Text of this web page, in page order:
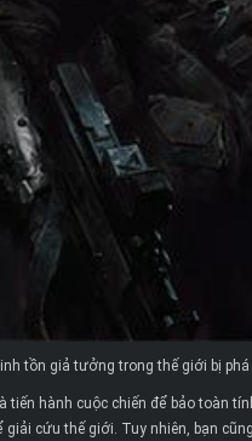
tồn giả tưởng trong thế giới bị phá
tiến hành cuộc chiến để bảo toàn
giải cứu thế giới. Tuy nhiên, bạn